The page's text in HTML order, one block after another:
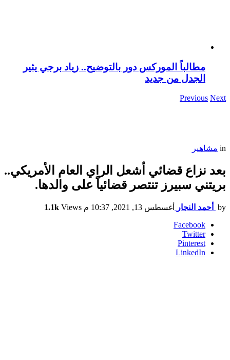
مطالباً الموركس دور بالتوضيح.. زياد برجي يثير
الجدل من جديد
Previous Next
in مشاهير
بعد نزاع قضائي أشعل الراي العام الأمريكي..
بريتني سبيرز تنتصر قضائياً على والدها.
by أحمد النجار أغسطس 13, 2021, 10:37 م 1.1k Views
Facebook
Twitter
Pinterest
LinkedIn